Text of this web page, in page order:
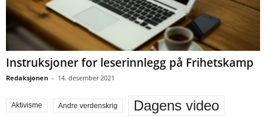
Instruksjoner for leserinnlegg på Frihetskamp
Redaksjonen - 14. desember 2021
Aktivisme Andre verdenskrig Dagens video